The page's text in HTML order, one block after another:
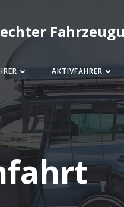
AKTIVFAHRER